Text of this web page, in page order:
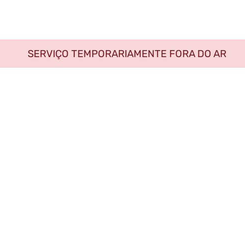
SERVIÇO TEMPORARIAMENTE FORA DO AR